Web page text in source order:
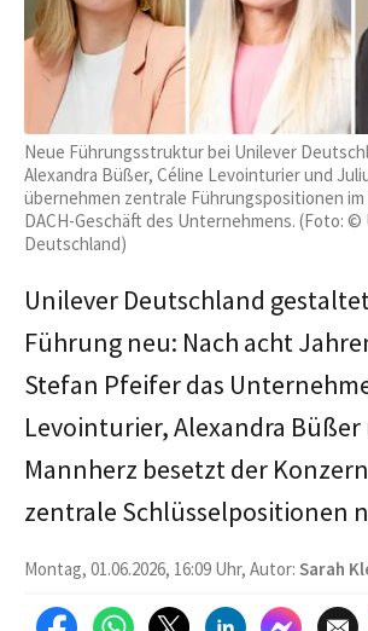
Neue Führungsstruktur bei Unilever
Alexandra Büßer, Céline Levointurier und
übernehmen zentrale Führungspositionen
DACH-Geschäft des Unternehmens. (Foto: ©
Deutschland)
Unilever Deutschland
Führung neu: Nach acht
Stefan Pfeifer das
Levointurier, Alexandra
Mannherz besetzt der
zentrale Schlüsselpositionen
Montag, 01.06.2026, 16:09 Uhr, Autor: Sarah